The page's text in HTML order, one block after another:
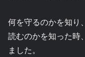
何を守るのかを知り
読むのかを知った時
ました。